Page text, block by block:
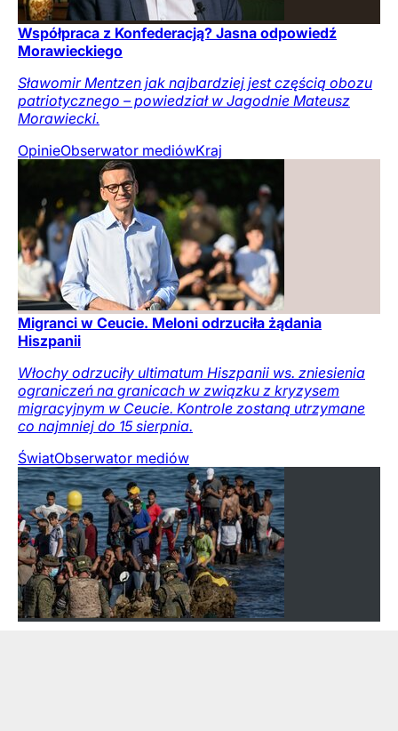
Współpraca z Konfederacją? Jasna odpowiedź
Morawieckiego
Sławomir Mentzen jak najbardziej jest częścią obozu
patriotycznego – powiedział w Jagodnie Mateusz
Morawiecki.
OpinieObserwator mediówKraj
Migranci w Ceucie. Meloni odrzuciła żądania
Hiszpanii
Włochy odrzuciły ultimatum Hiszpanii ws. zniesienia
ograniczeń na granicach w związku z kryzysem
migracyjnym w Ceucie. Kontrole zostaną utrzymane
co najmniej do 15 sierpnia.
ŚwiatObserwator mediów